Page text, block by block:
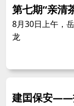
第七期“亲清
8月30日上午，
龙
建囯保安——